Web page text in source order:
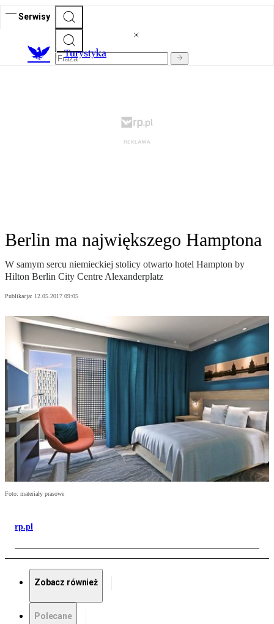
Serwisy
Turystyka
Berlin ma największego Hamptona
W samym sercu niemieckiej stolicy otwarto hotel Hampton by
Hilton Berlin City Centre Alexanderplatz
Publikacja: 12.05.2017 09:05
Foto: materiały prasowe
rp.pl
Zobacz również
Polecane